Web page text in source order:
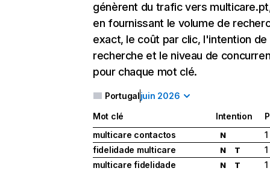
génèrent du trafic vers
en fournissant le volume de
exact, le coût par clic, l'intention de
recherche et le niveau de
pour chaque mot clé.
Portugaljuin 2026
Mot clé Intention
multicare contactos
N
1
fidelidade multicare
N T
1
multicare fidelidade
N T
1